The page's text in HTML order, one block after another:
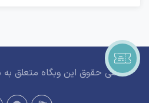
تمامی حقوق این وبگاه متعلق